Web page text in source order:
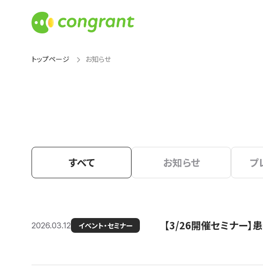
トップページ お知らせ
すべて お知らせ プ
2026.03.12 イベント・セミナー 【3/26開催セミナー